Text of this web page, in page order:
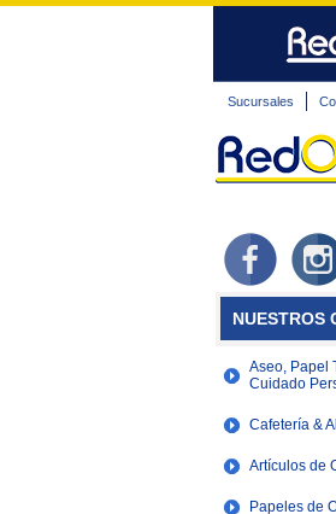
Sucursales
NUESTROS
Aseo, Papel
Cuidado
Cafetería &
Artículos de
Papeles de